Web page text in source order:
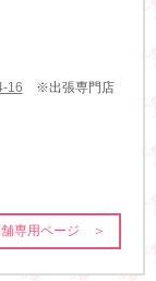
16 ※出張専門店
舗専用ページ ＞